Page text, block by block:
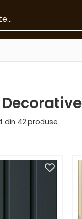
din 42produse